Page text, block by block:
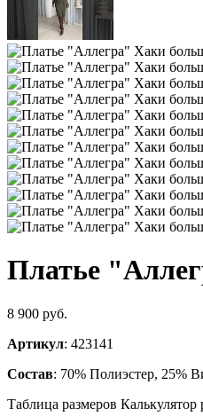
Платье
8 900 руб.
Артикул: 423141
Состав: 70% Полиэстер, 25%
Таблица размеров Калькулятор